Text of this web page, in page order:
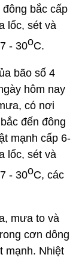
bắc cấp
lốc, sét và
- 30oC.
bão số 4
hôm nay
có nơi
đến đông
mạnh cấp 6-
lốc, sét và
- 30oC, các
mưa to và
cơn dông
mạnh. Nhiệt